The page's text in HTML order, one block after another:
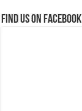
Find us on Facebook